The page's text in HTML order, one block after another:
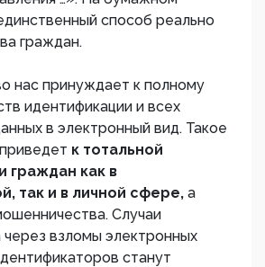
способ реально
граждан.
нас принуждает к полному
идентификации и всех
в электронный вид. Такое
к тотальной
граждан как в
так и в личной сфере, а
Случаи
взломы электронных
станут